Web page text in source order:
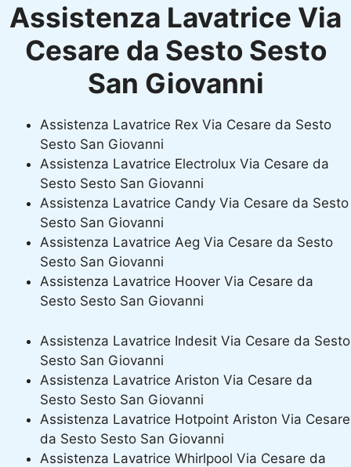
Assistenza Lavatrice Via
Cesare da Sesto Sesto
San Giovanni
Assistenza Lavatrice Rex Via Cesare da Sesto
Sesto San Giovanni
Assistenza Lavatrice Electrolux Via Cesare da
Sesto Sesto San Giovanni
Assistenza Lavatrice Candy Via Cesare da Sesto
Sesto San Giovanni
Assistenza Lavatrice Aeg Via Cesare da Sesto
Sesto San Giovanni
Assistenza Lavatrice Hoover Via Cesare da
Sesto Sesto San Giovanni
Assistenza Lavatrice Indesit Via Cesare da Sesto
Sesto San Giovanni
Assistenza Lavatrice Ariston Via Cesare da
Sesto Sesto San Giovanni
Assistenza Lavatrice Hotpoint Ariston Via Cesare
da Sesto Sesto San Giovanni
Assistenza Lavatrice Whirlpool Via Cesare da